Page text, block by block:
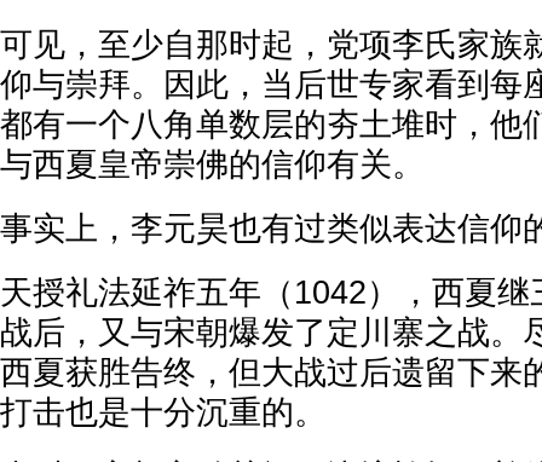
可见，至少自那时起，党项李氏家族
仰与崇拜。因此，当后世专家看到每
都有一个八角单数层的夯土堆时，他
与西夏皇帝崇佛的信仰有关。
事实上，李元昊也有过类似表达信仰
天授礼法延祚五年（1042），西夏
战后，又与宋朝爆发了定川寨之战。
西夏获胜告终，但大战过后遗留下来
打击也是十分沉重的。